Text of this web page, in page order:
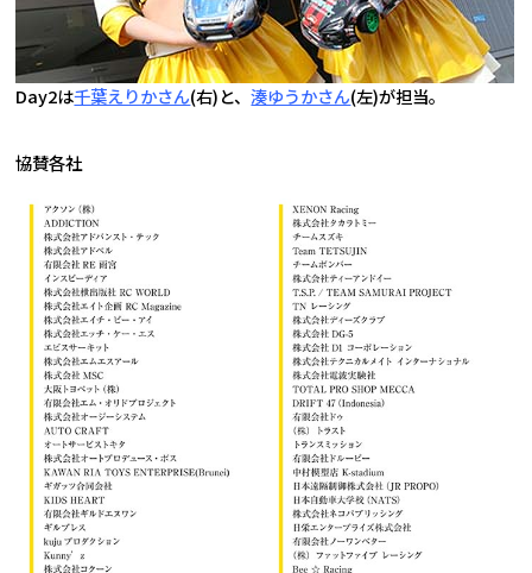
Day2は千葉えりかさん(右)と、湊ゆうかさん(左)が担当。
協賛各社